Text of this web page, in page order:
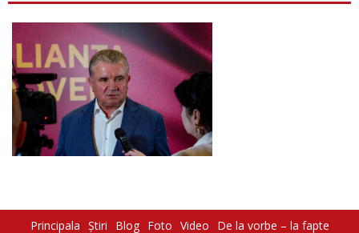
Principala Știri Blog Foto Video De la vorbe – la fapte